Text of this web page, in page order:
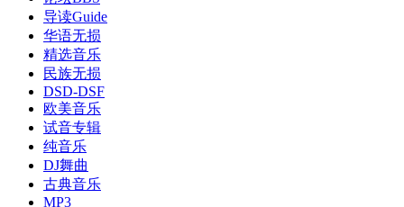
导读Guide
华语无损
精选音乐
民族无损
DSD-DSF
欧美音乐
试音专辑
纯音乐
DJ舞曲
古典音乐
MP3